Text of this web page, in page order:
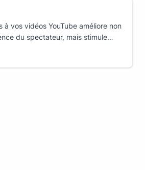
à vos vidéos YouTube améliore non
du spectateur, mais stimule
en rendant votre contenu plus